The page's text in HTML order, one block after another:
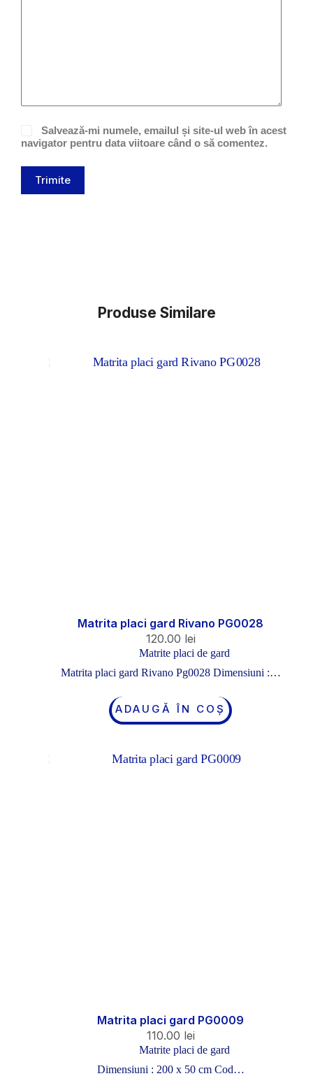
Salvează-mi numele, emailul și site-ul web în acest
navigator pentru data viitoare când o să comentez.
Trimite
Produse Similare
Matrita placi gard Rivano PG0028
120.00 lei
Matrite placi de gard
Matrita placi gard Rivano Pg0028 Dimensiuni :…
ADAUGĂ ÎN COȘ
Matrita placi gard PG0009
110.00 lei
Matrite placi de gard
Dimensiuni : 200 x 50 cm Cod…